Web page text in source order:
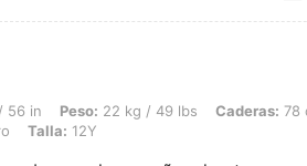
22 kg / 49 lbs, Caderas: 78 cm / 31 in, Busto:
56 in Peso: 22 kg / 49 lbs Caderas: 78
Talla: 12Y